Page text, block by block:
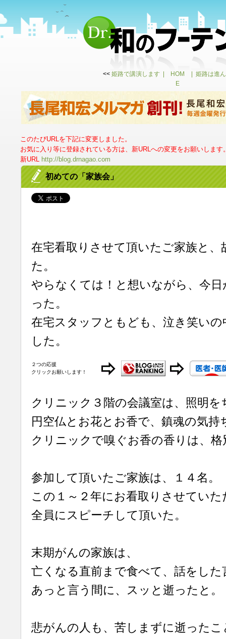
<< 姫路で講演します
HOM
E
姫路は進
このたびURLを下記に変更しました。
お気に入り等に登録されている方は、新URLへの変更をお願いします
新URL http://blog.drnagao.com
初めての「家族会」
在宅看取りさせて頂いたご家族と、
た。
やらなくては！と想いながら、今
った。
在宅スタッフともども、泣き笑い
した。
２つの応援
クリックお願いします！
クリニック３階の会議室は、照明
円空仏とお花とお香で、鎮魂の気持
クリニックで嗅ぐお香の香りは、格
参加して頂いたご家族は、１４名。
この１～２年にお看取りさせてい
全員にスピーチして頂いた。
末期がんの家族は、
亡くなる直前まで食べて、話をした
あっと言う間に、スッと逝ったと。
悲がんの人も、苦しまずに逝った